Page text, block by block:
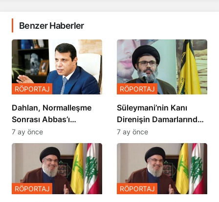
Benzer Haberler
Dahlan, Normalleşme
Sonrası Abbas’ı
Devirmeye mi Çalışıyor?
RÖPORTAJ
7 ay önce
Süleymani’nin Kanı
Direnişin Damarlarında
Akıyor
RÖPORTAJ
7 ay önce
RÖPORTAJ RÖPORTAJ